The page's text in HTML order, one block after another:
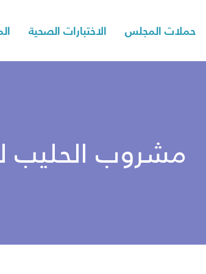
حملات المجلس الاختبارات الصحية
مشروب الحليب